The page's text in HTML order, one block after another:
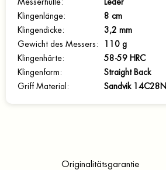
Messerhülle:
Leder
Klingenlänge:
8 cm
Klingendicke:
3,2 mm
Gewicht des Messers :
110 g
Klingenhärte:
58-59 HRC
Klingenform :
Straight Back
Griff Material : Sandvik 14C28N
Originalitätsgarantie